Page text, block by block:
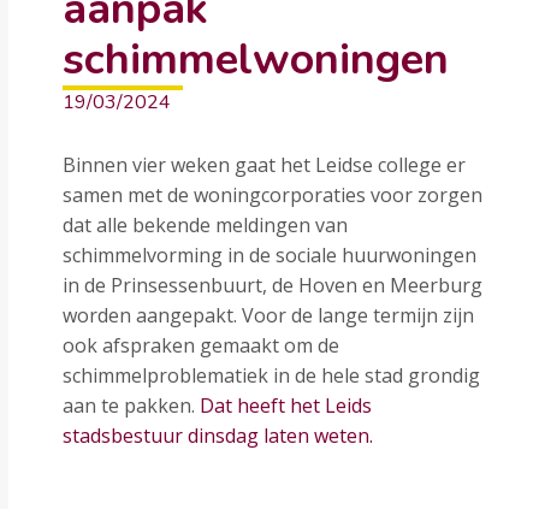
schimmelwoningen
19/03/2024
Binnen vier weken gaat het Leidse college er
samen met de woningcorporaties voor zorgen
dat alle bekende meldingen van
schimmelvorming in de sociale huurwoningen
in de Prinsessenbuurt, de Hoven en Meerburg
worden aangepakt. Voor de lange termijn zijn
ook afspraken gemaakt om de
schimmelproblematiek in de hele stad grondig
aan te pakken. Dat heeft het Leids
stadsbestuur dinsdag laten weten.